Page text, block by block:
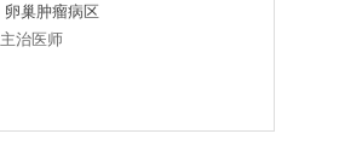
卵巢肿瘤病区
主治医师